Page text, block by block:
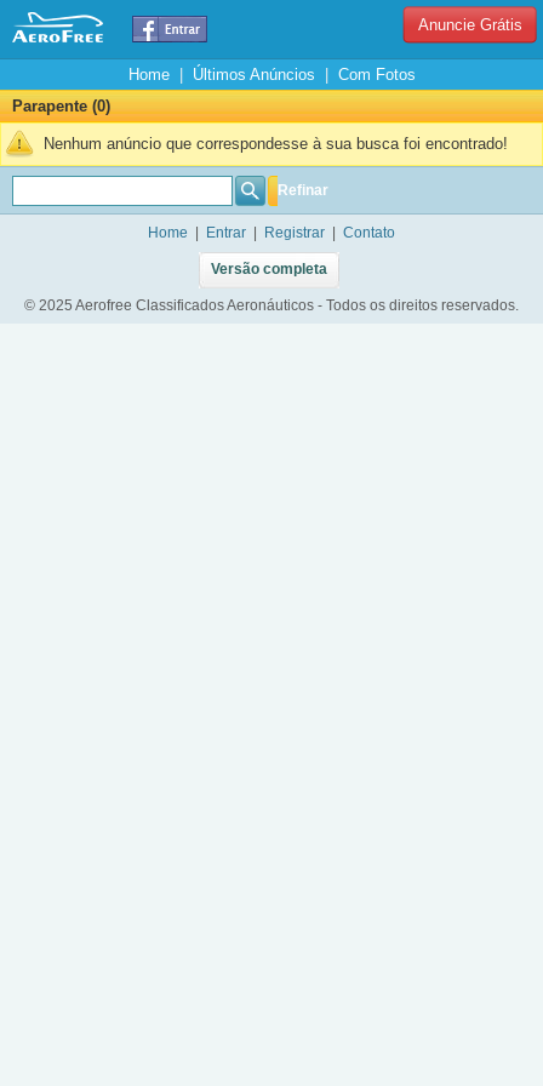
Anuncie Grátis
Home| Últimos Anúncios
Com Fotos
Parapente (0)
Nenhum anúncio que correspondesse à sua busca foi encontrado!
Refinar
Home Entrar Registrar Contato
Versão completa
© 2025 Aerofree Classificados Aeronáuticos - Todos os direitos reservados.